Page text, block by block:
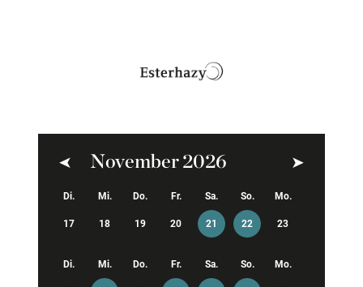
November 2026
Di.
17
Mi.
18
Do.
19
Fr.
20
Sa.
21
So.
22
Mo.
23
Di. Mi. Do. Fr. Sa. So. Mo.
Zurück